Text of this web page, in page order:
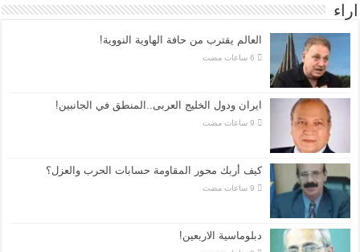
اراء
العالم يقترب من حافة الهاوية النووية!
ايران ودول الخليج العربى..المنطق في الجانبين!
كيف أربك محور المقاومة حسابات الحرب والعزل؟
دبلوماسية الاربعين!